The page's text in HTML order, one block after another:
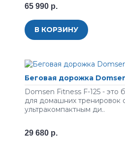
65 990 р.
В КОРЗИНУ
Беговая дорожка
Domsen Fitness F-125 - это
для домашних тренировок
ультракомпактным ди..
29 680 р.